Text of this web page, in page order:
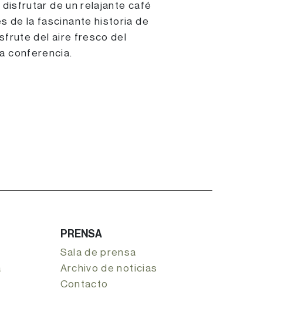
disfrutar de un relajante café
de la fascinante historia de
del aire fresco del
conferencia.
PRENSA
Sala de prensa
Archivo de noticias
Contacto